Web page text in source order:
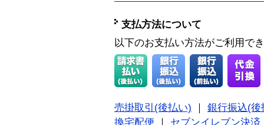
支払方法について
以下のお支払い方法がご利用で
売掛取引(後払い)
銀行振込(後
換宅配便
セブンイレブン決済